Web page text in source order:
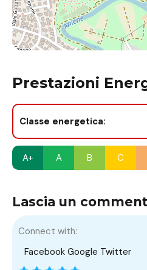
Prestazioni
Classe energetica:
A+ A B C
Lascia un
Connect with:
Facebook Google Twitter